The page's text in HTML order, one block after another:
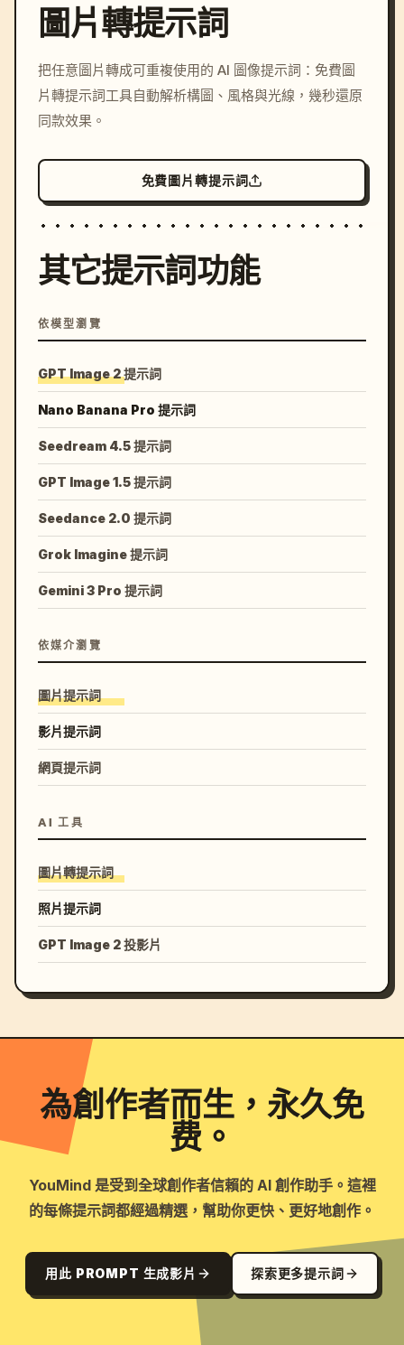
c, cyberpunk sunset, neon
colors, 8k --v 6.0
圖片轉提示詞
把任意圖片轉成可重複使用的 AI 圖像提示詞：免費圖
片轉提示詞工具自動解析構圖、風格與光線，幾秒還原
同款效果。
免費圖片轉提示詞
其它提示詞功能
依模型瀏覽
GPT Image 2 提示詞
Nano Banana Pro 提示詞
Seedream 4.5 提示詞
GPT Image 1.5 提示詞
Seedance 2.0 提示詞
Grok Imagine 提示詞
Gemini 3 Pro 提示詞
依媒介瀏覽
圖片提示詞
影片提示詞
網頁提示詞
AI 工具
圖片轉提示詞
照片提示詞
GPT Image 2 投影片
為創作者而生，永久免
费。
YouMind 是受到全球創作者信賴的 AI 創作助手。這裡
的每條提示詞都經過精選，幫助你更快、更好地創作。
用此 PROMPT 生成影片 探索更多提示詞